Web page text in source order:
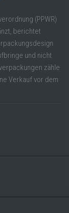
(PPWR)
berichtet
und nicht
zähle
Verkauf vor dem